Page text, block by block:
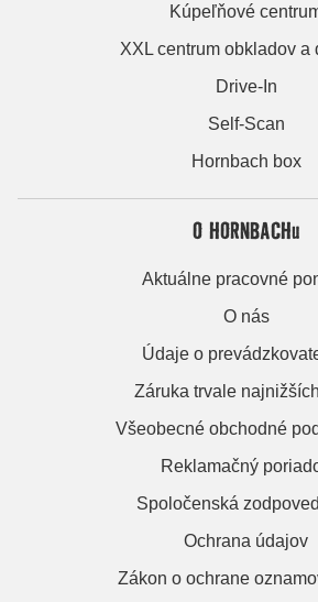
Kúpeľňové
XXL centrum obkladov a
Drive-In
Self-Scan
Hornbach box
O HORNBACHu
Aktuálne pracovné
O nás
Údaje o
Záruka trvale
Všeobecné obchodné
Reklamačný
Spoločenská
Ochrana údajov
Zákon o ochrane